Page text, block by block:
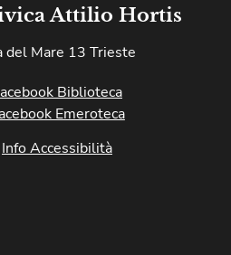
Attilio Hortis
del Mare 13 Trieste
Biblioteca
Emeroteca
Info Accessibilità